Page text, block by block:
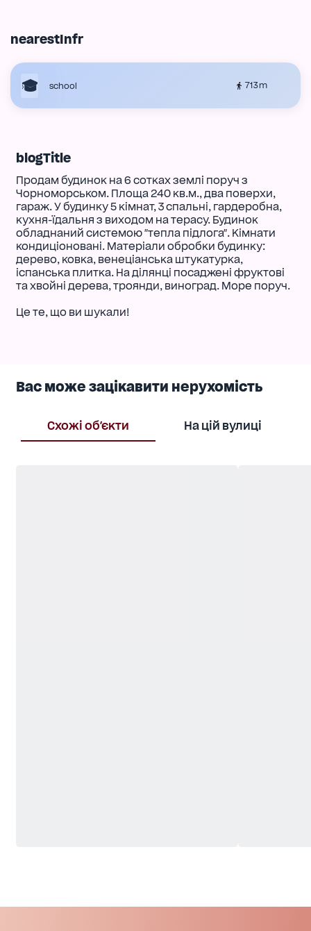
nearestInfr
school 713 m
blogTitle
Продам будинок на 6 сотках землі поруч з
Чорноморськом. Площа 240 кв.м., два поверхи,
гараж. У будинку 5 кімнат, 3 спальні, гардеробна,
кухня-їдальня з виходом на терасу. Будинок
обладнаний системою "тепла підлога". Кімнати
кондиціоновані. Матеріали обробки будинку:
дерево, ковка, венеціанська штукатурка,
іспанська плитка. На ділянці посаджені фруктові
та хвойні дерева, троянди, виноград. Море поруч.
Це те, що ви шукали!
Вас може зацікавити нерухомість
Схожі об'єкти На цій вулиці